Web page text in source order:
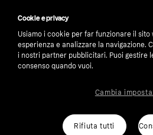
number: 556737-0431
Cookie e privacy
Usiamo i cookie per far funzionare il sito
esperienza e analizzare la navigazione.
i nostri partner pubblicitari. Puoi gestire
consenso quando vuoi.
Rifiuta tutti
Cambia